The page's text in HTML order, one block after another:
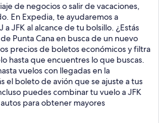
de negocios o salir de vacaciones,
En Expedia, te ayudaremos a
JFK al alcance de tu bolsillo. ¿Estás
Punta Cana en busca de un nuevo
precios de boletos económicos y filtra
hasta que encuentres lo que buscas.
vuelos con llegadas en la
el boleto de avión que se ajuste a tus
puedes combinar tu vuelo a JFK
para obtener mayores